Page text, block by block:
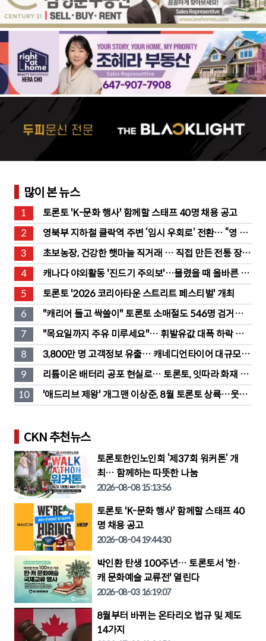
많이 본 뉴스
1
토론토 'K-문화 행사' 함께할 스태프 40명 채용 공고
2
영북부 지하철 클락역 주변 ‘임시 우회로’ 전환… “영 스
트리트 바뀐다”
3
초보농장, 건강한 햇마늘 직거래 … 직접 만든 전통 장류
도 판매
4
캐나다 야외활동 '진드기 주의보'…물렸을 때 올바른 대
처법은?
5
토론토 '2026 코리아타운 스트리트 페스티벌' 개최
6
"캐리어 들고 싹쓸이" 토론토 소매절도 546명 검거…
훔친 물건 재유통
7
"목요일까지 주유 미루세요"… 휘발유값 대폭 하락 예
고
8
3,800만 명 고객정보 유출… 캐네디언타이어 대규모 집
단소송 직면
9
리튬이온 배터리 공포 현실로… 토론토, 잇따라 화재 발
생
10
'애드리브 제왕' 개그맨 이상준, 8월 토론토 상륙…웃음
폭탄 예고
CKN 추천뉴스
토론토한인노인회 ‘제37회 워커톤’ 개
최… 함께하는 따뜻한 나눔
2026-08-08 15:13:56
토론토 'K-문화 행사' 함께할 스태프 40
명 채용 공고
2026-08-04 19:44:30
박인환 탄생 100주년… 토론토서 '한·
캐 문화예술 교류전' 열린다
2026-08-03 16:19:07
8월부터 바뀌는 온타리오 법규 및 제도
14가지